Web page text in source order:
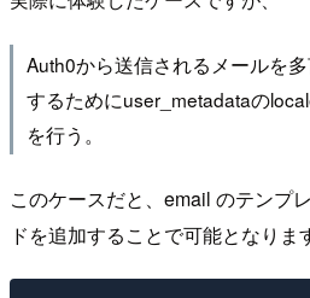
Auth0から送信されるメールを
するためにuser_metadataの
を行う。
このケースだと、email のテンプ
ドを追加することで可能となりま